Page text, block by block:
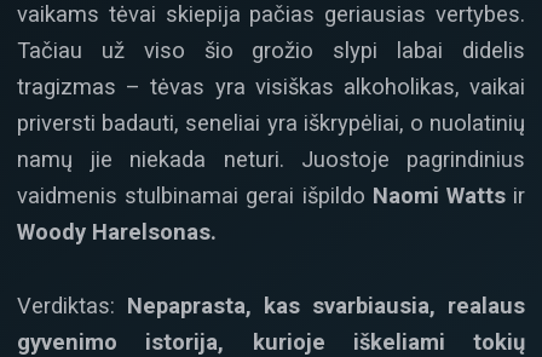
vaikams tėvai skiepija pačias geriausias vertybes.
Tačiau už viso šio grožio slypi labai didelis
tragizmas – tėvas yra visiškas alkoholikas, vaikai
priversti badauti, seneliai yra iškrypėliai, o nuolatinių
namų jie niekada neturi. Juostoje pagrindinius
vaidmenis stulbinamai gerai išpildo Naomi Watts ir
Woody Harelsonas.
Verdiktas: Nepaprasta, kas svarbiausia, realaus
gyvenimo istorija, kurioje iškeliami tokių